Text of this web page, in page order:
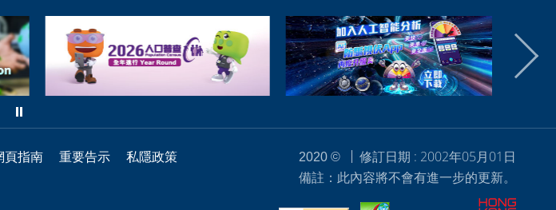
頁指南 重要告示 私隱政策 2020 ©
修訂日期 : 2002年05月01日
備註：此內容將不會有進一步的更新。